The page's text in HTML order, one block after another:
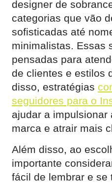
designer de
categorias que vão
sofisticadas até
minimalistas. Essas
pensadas para
de clientes e estilos
disso, estratégias
seguidores para o
ajudar a
marca e atrair mais
Além disso, ao
importante
fácil de lembrar e se